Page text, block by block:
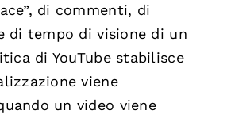
di commenti, di
di tempo di visione di un
di YouTube stabilisce
viene
un video viene